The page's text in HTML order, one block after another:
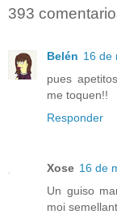
393
Belén 16 de
pues
me toquen!!
Responder
Xose 16 de
Un guiso
moi